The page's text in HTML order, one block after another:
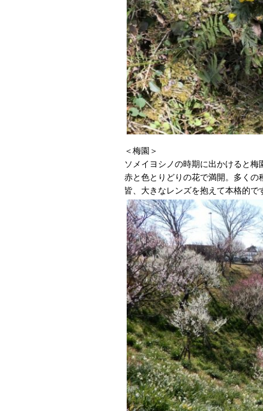
＜梅園＞
ソメイヨシノの時期に出かけると梅
赤と色とりどりの花で満開。多くの
皆、大きなレンズを抱えて本格的で